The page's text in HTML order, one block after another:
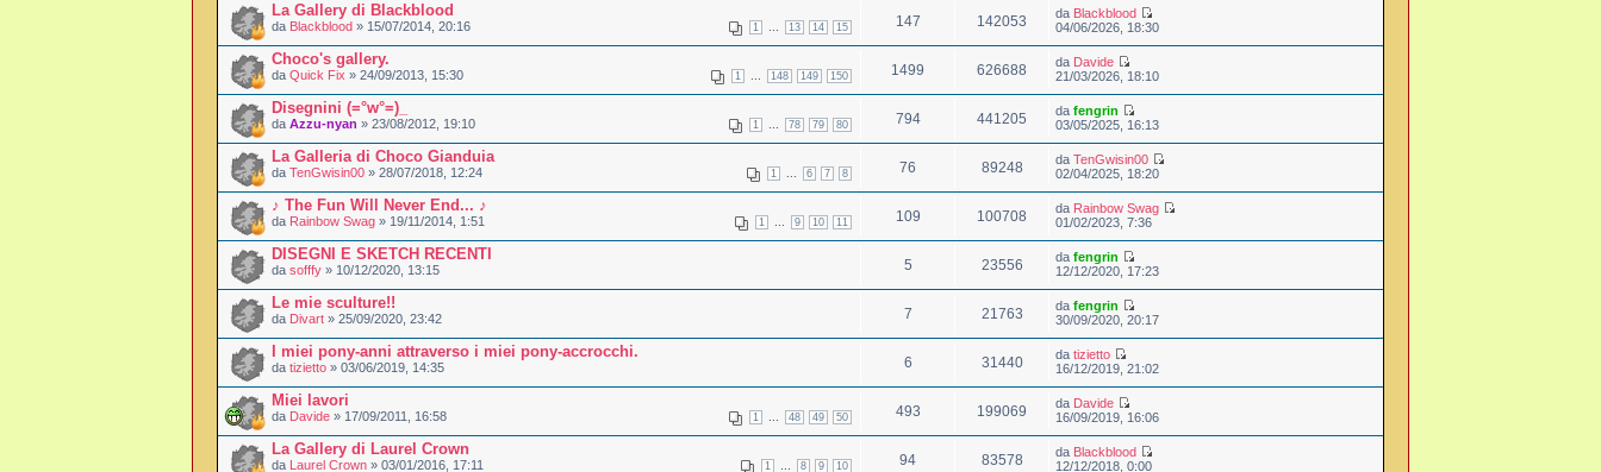
La Gallery di Blackblood
1 13 14 15
da Blackblood » 15/07/2014, 20:16 147 142053 da Blackblood
04/06/2026, 18:30
Choco's gallery.
1 148 149 150
da Quick Fix » 24/09/2013, 15:30 1499 626688 da Davide
21/03/2026, 18:10
Disegnini (=°w°=)_
1 78 79 80
da Azzu-nyan » 23/08/2012, 19:10 794 441205 dafengrin
03/05/2025, 16:13
La Galleria di Choco Gianduia
1 6 7 8
da TenGwisin00 » 28/07/2018, 12:24 76 89248 daTenGwisin00
02/04/2025, 18:20
♪ The Fun Will Never End... ♪
1 9 10 11
da Rainbow Swag » 19/11/2014, 1:51 109 100708 da Rainbow Swag
01/02/2023, 7:36
DISEGNI E SKETCH RECENTI
da sofffy » 10/12/2020, 13:15 5 23556 dafengrin
12/12/2020, 17:23
Le mie sculture!!
da Divart » 25/09/2020, 23:42 7 21763 dafengrin
30/09/2020, 20:17
I miei pony-anni attraverso i miei pony-accrocchi.
da tizietto » 03/06/2019, 14:35 6 31440 datizietto
16/12/2019, 21:02
Miei lavori
1 48 49 50
da Davide » 17/09/2011, 16:58 493 199069 da Davide
16/09/2019, 16:06
La Gallery di Laurel Crown
1 8 9 10
da Laurel Crown » 03/01/2016, 17:11 94 83578 da Blackblood
12/12/2018, 0:00